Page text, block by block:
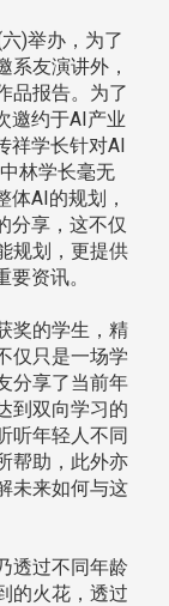
)举办，为了
系友演讲外，
品报告。为了
邀约于AI产业
祥学长针对AI
林学长毫无
AI的规划，
分享，这不仅
规划，更提供
资讯。
奖的学生，精
仅只是一场学
分享了当前年
到双向学习的
听年轻人不同
帮助，此外亦
未来如何与这
透过不同年龄
的火花，透过